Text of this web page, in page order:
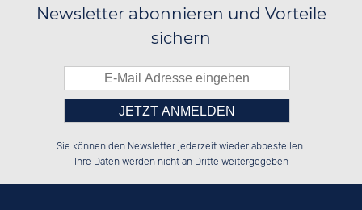
Newsletter abonnieren und Vorteile
sichern
░░████░░██░░██░░░░░░██░░░░░░██░░
░░░░██░░██████░░░░████░░░░████░░
░░░░██░░██░░██░░██░░░░░░██░░░░░░
Bitte tragen Sie die Zahl in
das nebenstehende Feld ein.
Sie können den Newsletter jederzeit wieder abbestellen.
Ihre Daten werden nicht an Dritte weitergegeben